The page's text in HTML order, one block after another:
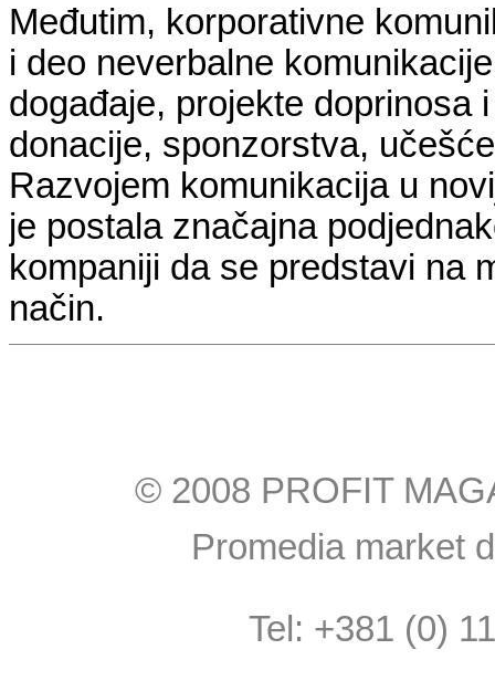
Međutim, korporativne
i deo neverbalne
događaje, projekte doprinosa
donacije, sponzorstva,
Razvojem komunikacija u
je postala značajna
kompaniji da se predstavi na
način.
© 2008 PROFIT
Promedia market
Tel: +381 (0)